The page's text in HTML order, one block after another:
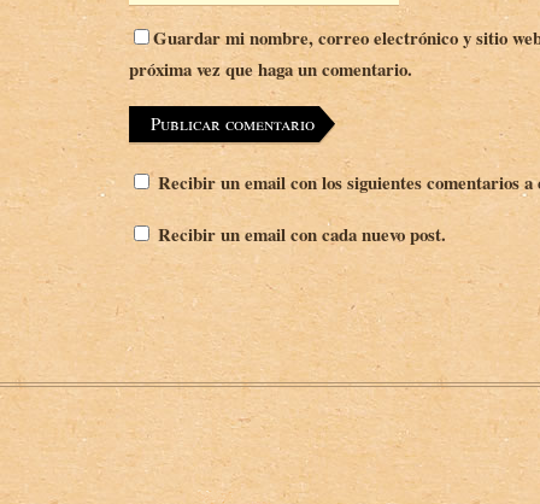
Guardar mi nombre, correo electrónico y sitio
próxima vez que haga un comentario.
Recibir un email con los siguientes comentarios a
Recibir un email con cada nuevo post.